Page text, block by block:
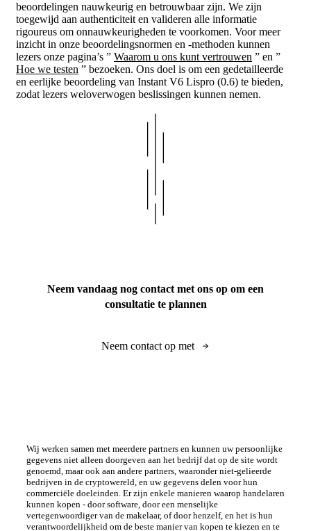
beoordelingen nauwkeurig en betrouwbaar zijn. We zijn
toegewijd aan authenticiteit en valideren alle informatie
rigoureus om onnauwkeurigheden te voorkomen. Voor meer
inzicht in onze beoordelingsnormen en -methoden kunnen
lezers onze pagina’s ” Waarom u ons kunt vertrouwen ” en ”
Hoe we testen ” bezoeken. Ons doel is om een gedetailleerde
en eerlijke beoordeling van Instant V6 Lispro (0.6) te bieden,
zodat lezers weloverwogen beslissingen kunnen nemen.
Neem vandaag nog contact met ons op om een
consultatie te plannen
Neem contact op met
Wij werken samen met meerdere partners en kunnen uw persoonlijke
gegevens niet alleen doorgeven aan het bedrijf dat op de site wordt
genoemd, maar ook aan andere partners, waaronder niet-gelieerde
bedrijven in de cryptowereld, en uw gegevens delen voor hun
commerciële doeleinden. Er zijn enkele manieren waarop handelaren
kunnen kopen - door software, door een menselijke
vertegenwoordiger van de makelaar, of door henzelf, en het is hun
verantwoordelijkheid om de beste manier van kopen te kiezen en te